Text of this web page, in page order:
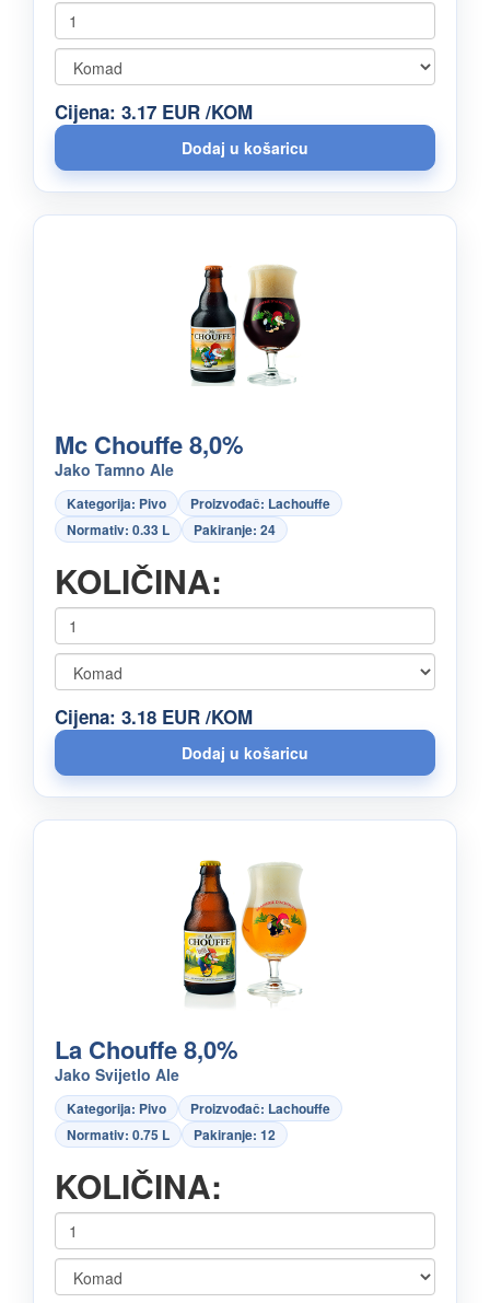
Cijena: 3.17 EUR /KOM
Mc Chouffe 8,0%
Jako Tamno Ale
Kategorija: Pivo
Proizvođač: Lachouffe
Normativ: 0.33 L
Pakiranje: 24
KOLIČINA:
Cijena: 3.18 EUR /KOM
La Chouffe 8,0%
Jako Svijetlo Ale
Kategorija: Pivo
Proizvođač: Lachouffe
Normativ: 0.75 L
Pakiranje: 12
KOLIČINA: